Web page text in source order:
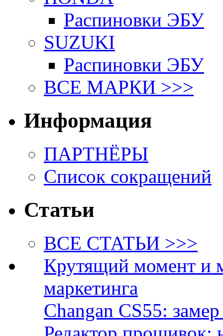
Распиновки ЭБУ
SUZUKI
Распиновки ЭБУ
ВСЕ МАРКИ >>>
Информация
ПАРТНЁРЫ
Список сокращений
Статьи
ВСЕ СТАТЬИ >>>
Крутящий момент и
маркетинга
Changan CS55: